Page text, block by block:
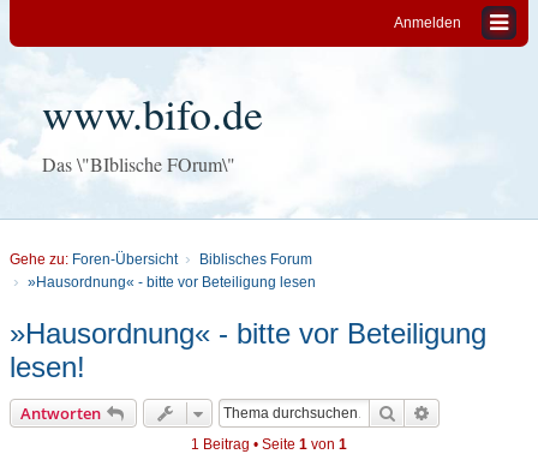
Anmelden
www.bifo.de
Das \"BIblische FOrum\"
Gehe zu: Foren-Übersicht
Biblisches Forum
»Hausordnung« - bitte vor Beteiligung lesen
»Hausordnung« - bitte vor Beteiligung
lesen!
Antworten Suche
1 Beitrag • Seite 1 von 1